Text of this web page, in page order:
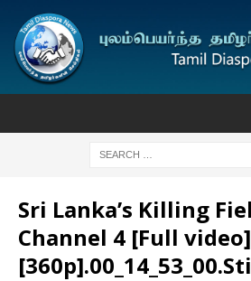
Sri Lanka’s Killing
Channel 4 [Full video]